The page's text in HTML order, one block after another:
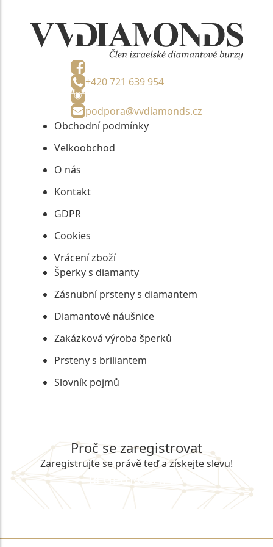
+420 721 639 954
podpora@vvdiamonds.cz
Obchodní podmínky
Velkoobchod
O nás
Kontakt
GDPR
Cookies
Vrácení zboží
Šperky s diamanty
Zásnubní prsteny s diamantem
Diamantové náušnice
Zakázková výroba šperků
Prsteny s briliantem
Slovník pojmů
Proč se zaregistrovat
Zaregistrujte se právě teď a získejte slevu!
REGISTROVAT SE